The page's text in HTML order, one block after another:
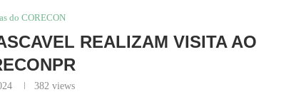
do CORECON
REALIZAM VISITA AO
382views